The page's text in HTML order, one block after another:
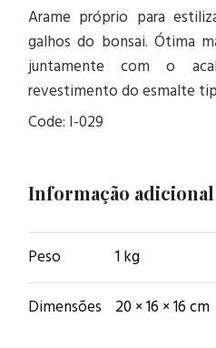
Arame próprio para
galhos do bonsai. Ótima
juntamente com o
revestimento do esmalte
Code: I-029
Informação adicional
Peso 1 kg
Dimensões 20 × 16 × 16 cm